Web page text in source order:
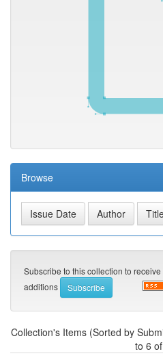
Browse
Subscribe to this collection to
additions
Collection's Items (Sorted by
to 6